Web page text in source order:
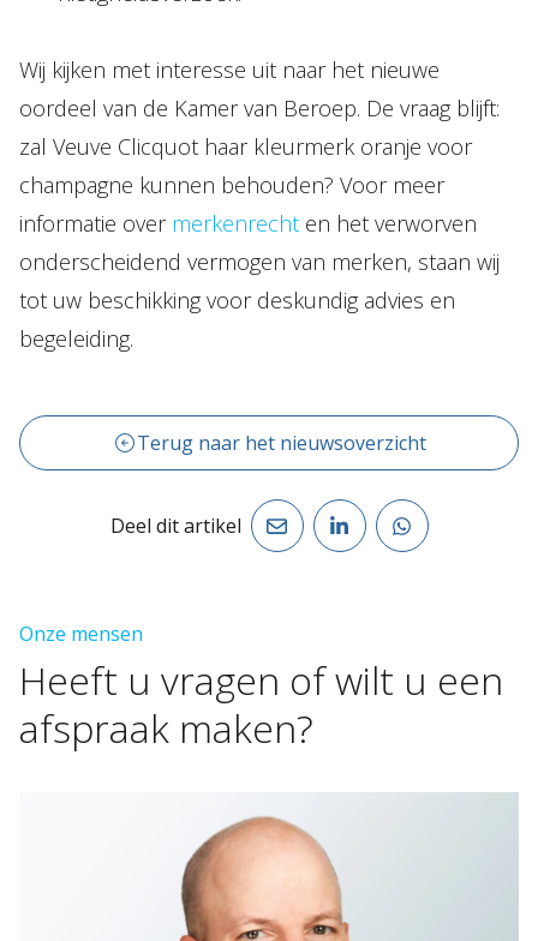
Wij kijken met interesse uit naar het nieuwe
oordeel van de Kamer van Beroep. De vraag blijft:
zal Veuve Clicquot haar kleurmerk oranje voor
champagne kunnen behouden? Voor meer
informatie over merkenrecht en het verworven
onderscheidend vermogen van merken, staan wij
tot uw beschikking voor deskundig advies en
begeleiding.
Terug naar het nieuwsoverzicht
Deel dit artikel
Onze mensen
Heeft u vragen ofwilt u een
afspraak maken?